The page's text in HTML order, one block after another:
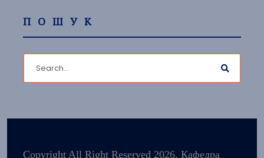
ПОШУК
Copyright All Right Reserved 2026, Кафедра